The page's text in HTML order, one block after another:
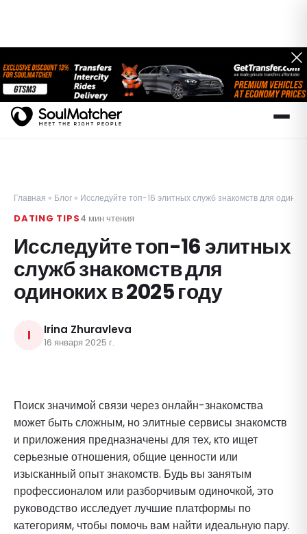
Главная » Блог » Исследуйте топ-16 элитных служб знакомств для
DATING TIPS4 мин чтения
Исследуйте топ-16 элитных
служб знакомств для
одиноких в 2025 году
I Irina Zhuravleva
16 января 2025 г.
Поиск значимой связи через онлайн-знакомства
может быть сложным, но элитные сервисы знакомств
и приложения предназначены для тех, кто ищет
серьезные отношения, общие ценности или
изысканный опыт знакомств. Будь вы занятым
профессионалом или разборчивым одиночкой, это
руководство исследует лучшие платформы по
категориям, чтобы помочь вам найти идеальную пару.